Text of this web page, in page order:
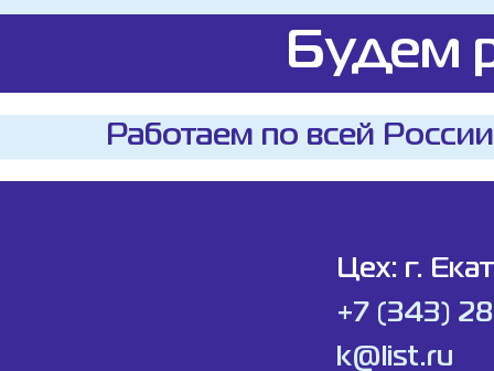
Будем
Работаем по всей
Цех: г.
+7 (343)
k@list.ru